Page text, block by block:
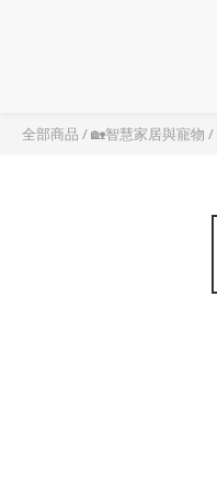
全部商品 /🏡智慧家居與寵物 /